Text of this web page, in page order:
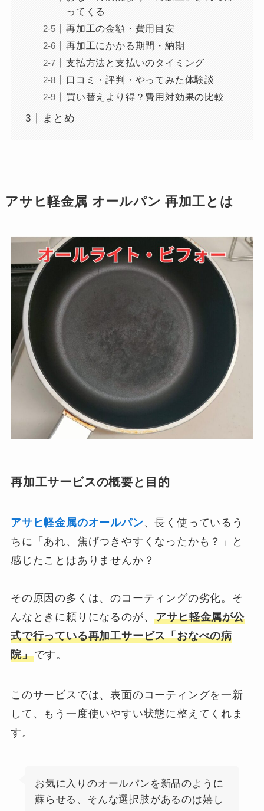
ってくる
再加工の金額・費用目安
再加工にかかる期間・納期
支払方法と支払いのタイミング
口コミ・評判・やってみた体験談
買い替えより得？費用対効果の比較
まとめ
アサヒ軽金属 オールパン 再加工とは
再加工サービスの概要と目的
アサヒ軽金属のオールパン、長く使っているう
ちに「あれ、焦げつきやすくなったかも？」と
感じたことはありませんか？
その原因の多くは、のコーティングの劣化。そ
んなときに頼りになるのが、アサヒ軽金属が公
式で行っている再加工サービス「おなべの病
院」です。
このサービスでは、表面のコーティングを一新
して、もう一度使いやすい状態に整えてくれま
す。
お気に入りのオールパンを新品のように
蘇らせる、そんな選択肢があるのは嬉し